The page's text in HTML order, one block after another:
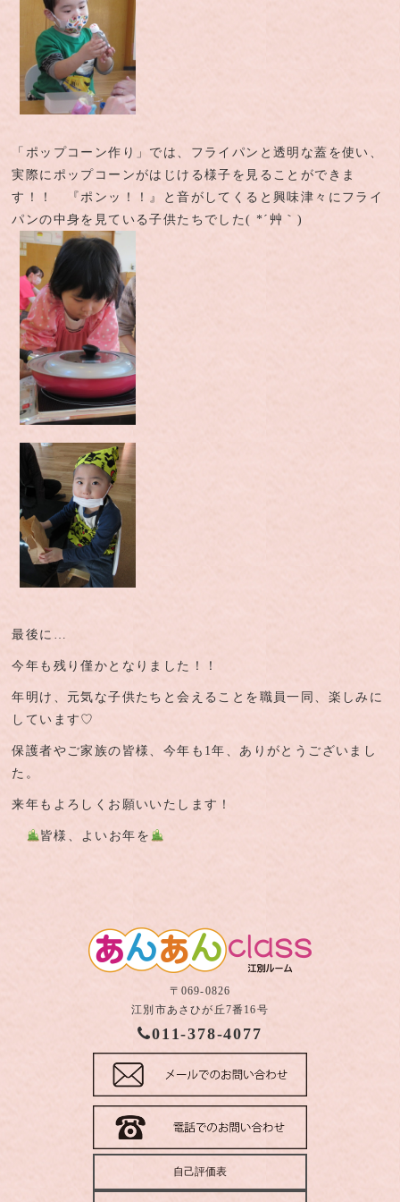
「ポップコーン作り」では、フライパンと透明な蓋を使い、
実際にポップコーンがはじける様子を見ることができま
す！！ 『ポンッ！！』と音がしてくると興味津々にフライ
パンの中身を見ている子供たちでした( *´艸｀)
最後に…
今年も残り僅かとなりました！！
年明け、元気な子供たちと会えることを職員一同、楽しみに
しています♡
保護者やご家族の皆様、今年も1年、ありがとうございまし
た。
来年もよろしくお願いいたします！
皆様、よいお年を
〒069-0826
江別市あさひが丘7番16号
011-378-4077
自己評価表